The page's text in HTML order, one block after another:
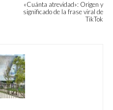
«Cuánta atrevidad»: Origen y
significado de la frase viral de
TikTok